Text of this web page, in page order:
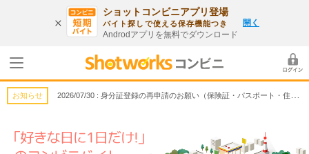
ショットコンビニアプリ登場
バイト探しで使える保存機能つき
Androdアプリを無料でダウンロード
開く
お知らせ 2026/07/30 : 身分証登録の再申請のお願い（保険証・パスポート・住基カード対象）